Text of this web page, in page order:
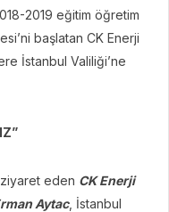
2019 eğitim öğretim
başlatan CK Enerji
İstanbul Valiliği’ne
ziyaret eden CK Enerji
Aytac, İstanbul